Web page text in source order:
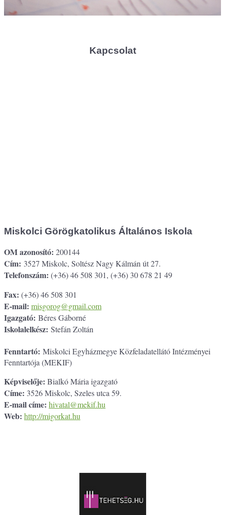
Kapcsolat
Miskolci Görögkatolikus Általános Iskola
OM azonosító: 200144
Cím: 3527 Miskolc, Soltész Nagy Kálmán út 27.
Telefonszám: (+36) 46 508 301, (+36) 30 678 21 49
Fax: (+36) 46 508 301
E-mail: misgorog@gmail.com
Igazgató: Béres Gáborné
Iskolalelkész: Stefán Zoltán
Fenntartó: Miskolci Egyházmegye Közfeladatellátó Intézményei
Fenntartója (MEKIF)
Képviselője: Bialkó Mária igazgató
Címe: 3526 Miskolc, Szeles utca 59.
E-mail címe: hivatal@mekif.hu
Web: http://migorkat.hu